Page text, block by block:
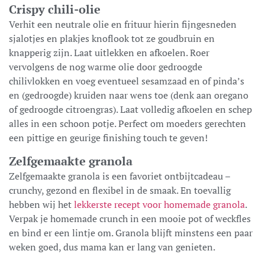
Crispy chili-olie
Verhit een neutrale olie en frituur hierin fijngesneden
sjalotjes en plakjes knoflook tot ze goudbruin en
knapperig zijn. Laat uitlekken en afkoelen. Roer
vervolgens de nog warme olie door gedroogde
chilivlokken en voeg eventueel sesamzaad en of pinda’s
en (gedroogde) kruiden naar wens toe (denk aan oregano
of gedroogde citroengras). Laat volledig afkoelen en schep
alles in een schoon potje. Perfect om moeders gerechten
een pittige en geurige finishing touch te geven!
Zelfgemaakte granola
Zelfgemaakte granola is een favoriet ontbijtcadeau –
crunchy, gezond en flexibel in de smaak. En toevallig
hebben wij hetlekkerste recept voor homemade granola.
Verpak je homemade crunch in een mooie pot of weckfles
en bind er een lintje om. Granola blijft minstens een paar
weken goed, dus mama kan er lang van genieten.